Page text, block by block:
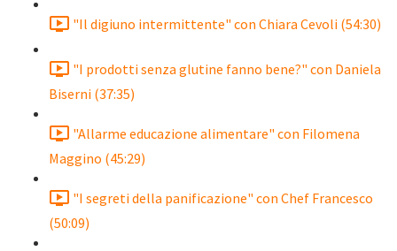
"Il digiuno intermittente" con Chiara Cevoli (54:30)
"I prodotti senza glutine fanno bene?" con Daniela
Biserni (37:35)
"Allarme educazione alimentare" con Filomena
Maggino (45:29)
"I segreti della panificazione" con Chef Francesco
(50:09)